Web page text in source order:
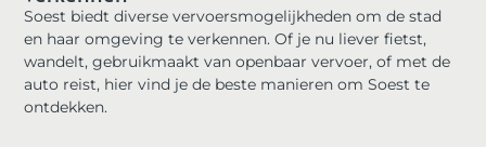
Soest biedt diverse vervoersmogelijkheden om de stad
en haar omgeving te verkennen. Of je nu liever fietst,
wandelt, gebruikmaakt van openbaar vervoer, of met de
auto reist, hier vind je de beste manieren om Soest te
ontdekken.